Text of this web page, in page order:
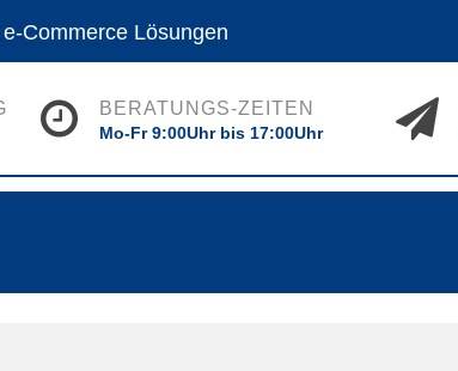
Commerce Lösungen
BERATUNGS-ZEITEN
Mo-Fr 9:00Uhr bis 17:00Uhr